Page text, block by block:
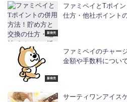
新発売
ファミペイとTポイ
仕方・他社ポイント
新発売
ファミペイのチャー
金額や手数料につい
サーティワンアイス